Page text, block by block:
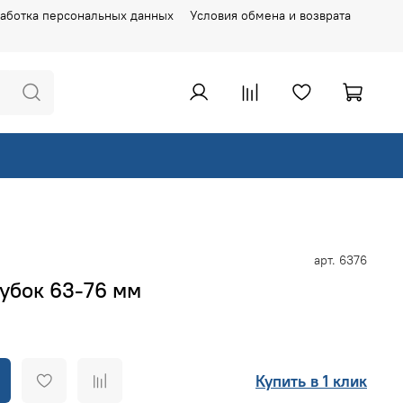
персональных данных Условия обмена и возврата
арт. 6376
63-76 мм
Купить в 1 клик